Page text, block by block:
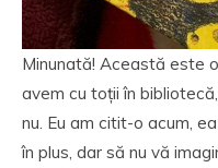
Minunată! Această este
avem cu toții în
nu. Eu am citit-o acum,
în plus, dar să nu vă